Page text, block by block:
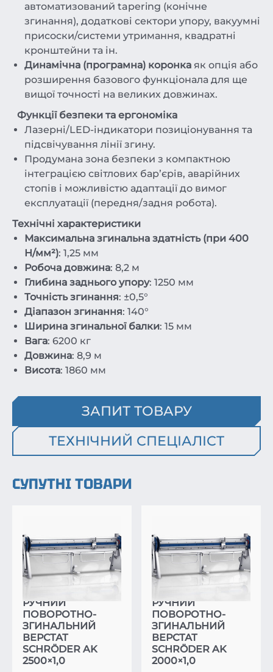
автоматизований tapering (конічне
згинання), додаткові сектори упору, вакуумні
присоски/системи утримання, квадратні
кронштейни та ін.
Динамічна (програмна) коронка як опція або
розширення базового функціонала для ще
вищої точності на великих довжинах.
Функції безпеки та ергономіка
Лазерні/LED-індикатори позиціонування та
підсвічування лінії згину.
Продумана зона безпеки з компактною
інтеграцією світлових барʼєрів, аварійних
стопів і можливістю адаптації до вимог
експлуатації (передня/задня робота).
Технічні характеристики
Максимальна згинальна здатність (при 400
Н/мм²): 1,25 мм
Робоча довжина: 8,2 м
Глибина заднього упору: 1250 мм
Точність згинання: ±0,5°
Діапазон згинання: 140°
Ширина згинальної балки: 15 мм
Вага: 6200 кг
Довжина: 8,9 м
Висота: 1860 мм
ЗАПИТ ТОВАРУ
ТЕХНІЧНИЙ СПЕЦІАЛІСТ
СУПУТНІ ТОВАРИ
РУЧНИЙ
ПОВОРОТНО-
ЗГИНАЛЬНИЙ
ВЕРСТАТ
SCHRÖDER AK
2500×1,0
РУЧНИЙ
ПОВОРОТНО-
ЗГИНАЛЬНИЙ
ВЕРСТАТ
SCHRÖDER AK
2000×1,0